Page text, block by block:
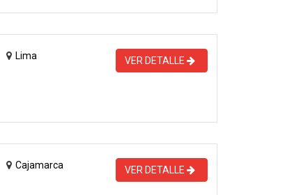
Lima VER DETALLE
Cajamarca VER DETALLE